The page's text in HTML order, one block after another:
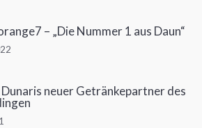
– „Die Nummer 1 aus Daun“
neuer Getränkepartner des